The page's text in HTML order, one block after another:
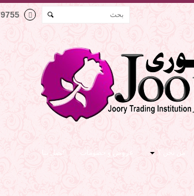
من نحن ؟ عروض و خصومات اتصل بنا